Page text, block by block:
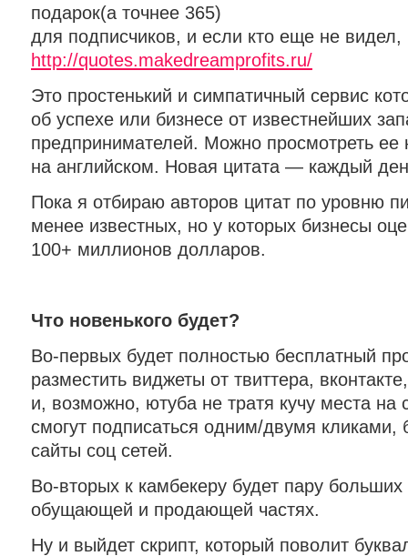
подарок(а точнее 365)
для подписчиков, и если кто еще не видел,
http://quotes.makedreamprofits.ru/
Это простенький и симпатичный сервис
об успехе или бизнесе от известнейших
предпринимателей. Можно просмотреть ее
на английском. Новая цитата — каждый
Пока я отбираю авторов цитат по уровню
менее известных, но у которых бизнесы
100+ миллионов долларов.
Что новенького будет?
Во-первых будет полностью бесплатный
разместить виджеты от твиттера,
и, возможно, ютуба не тратя кучу места на
смогут подписаться одним/двумя кликами,
сайты соц сетей.
Во-вторых к камбекеру будет пару больших
обущающей и продающей частях.
Ну и выйдет скрипт, который поволит